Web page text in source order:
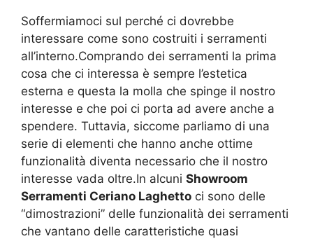
Soffermiamoci sul perché ci dovrebbe
interessare come sono costruiti i serramenti
all’interno.Comprando dei serramenti la prima
cosa che ci interessa è sempre l’estetica
esterna e questa la molla che spinge il nostro
interesse e che poi ci porta ad avere anche a
spendere. Tuttavia, siccome parliamo di una
serie di elementi che hanno anche ottime
funzionalità diventa necessario che il nostro
interesse vada oltre.In alcuni Showroom
Serramenti Ceriano Laghetto ci sono delle
“dimostrazioni” delle funzionalità dei serramenti
che vantano delle caratteristiche quasi